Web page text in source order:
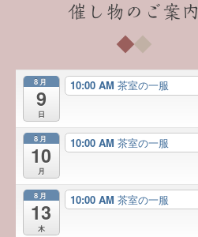
催し物のご案内
8月
9
日
10:00 AM 茶室の一服
8月
10
月
10:00 AM 茶室の一服
8月
13
木
10:00 AM 茶室の一服